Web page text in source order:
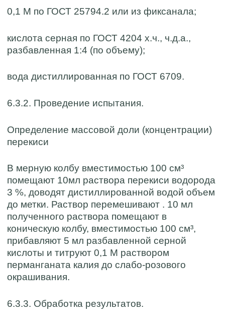
0,1 М по ГОСТ 25794.2 или из фиксанала;
кислота серная по ГОСТ 4204 х.ч., ч.д.а.,
разбавленная 1:4 (по объему);
вода дистиллированная по ГОСТ 6709.
6.3.2. Проведение испытания.
Определение массовой доли (концентрации)
перекиси
В мерную колбу вместимостью 100 см³
помещают 10мл раствора перекиси водорода
3 %, доводят дистиллированной водой объем
до метки. Раствор перемешивают . 10 мл
полученного раствора помещают в
коническую колбу, вместимостью 100 см³,
прибавляют 5 мл разбавленной серной
кислоты и титруют 0,1 М раствором
перманганата калия до слабо-розового
окрашивания.
6.3.3. Обработка результатов.